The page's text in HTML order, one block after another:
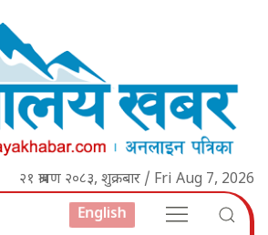
२१ श्रावण २०८३, शुक्रबार / Fri Aug 7, 2026
English